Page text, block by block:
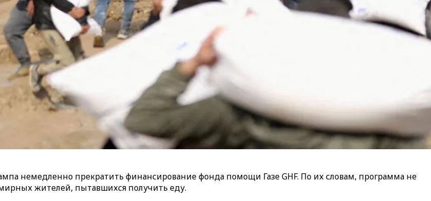
немедленно прекратить финансирование фонда помощи Газе GHF. По их словам, программа не
жителей, пытавшихся получить еду.